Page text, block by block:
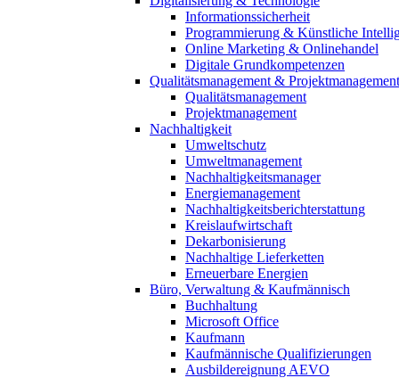
Informationssicherheit
Programmierung & Künstliche
Online Marketing & Onlinehandel
Digitale Grundkompetenzen
Qualitätsmanagement & Projektmanagement
Qualitätsmanagement
Projektmanagement
Nachhaltigkeit
Umweltschutz
Umweltmanagement
Nachhaltigkeitsmanager
Energiemanagement
Nachhaltigkeitsberichterstattung
Kreislaufwirtschaft
Dekarbonisierung
Nachhaltige Lieferketten
Erneuerbare Energien
Büro, Verwaltung & Kaufmännisch
Buchhaltung
Microsoft Office
Kaufmann
Kaufmännische Qualifizierungen
Ausbildereignung AEVO